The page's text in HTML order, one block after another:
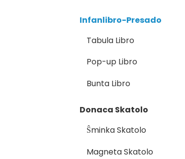
Infanlibro-Presado
Tabula Libro
Pop-up Libro
Bunta Libro
Donaca Skatolo
Ŝminka Skatolo
Magneta Skatolo